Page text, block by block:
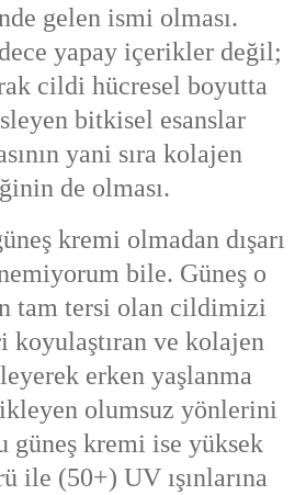
gelen ismi olması.
yapay içerikler değil;
cildi hücresel boyutta
bitkisel esanslar
yani sıra kolajen
de olması.
kremi olmadan dışarı
bile. Güneş o
tam tersi olan cildimizi
koyulaştıran ve kolajen
erken yaşlanma
olumsuz yönlerini
güneş kremi ise yüksek
ile (50+) UV ışınlarına